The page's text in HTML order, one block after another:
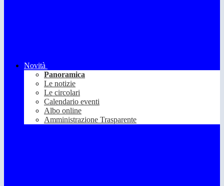
Novità
Panoramica
Le notizie
Le circolari
Calendario eventi
Albo online
Amministrazione Trasparente